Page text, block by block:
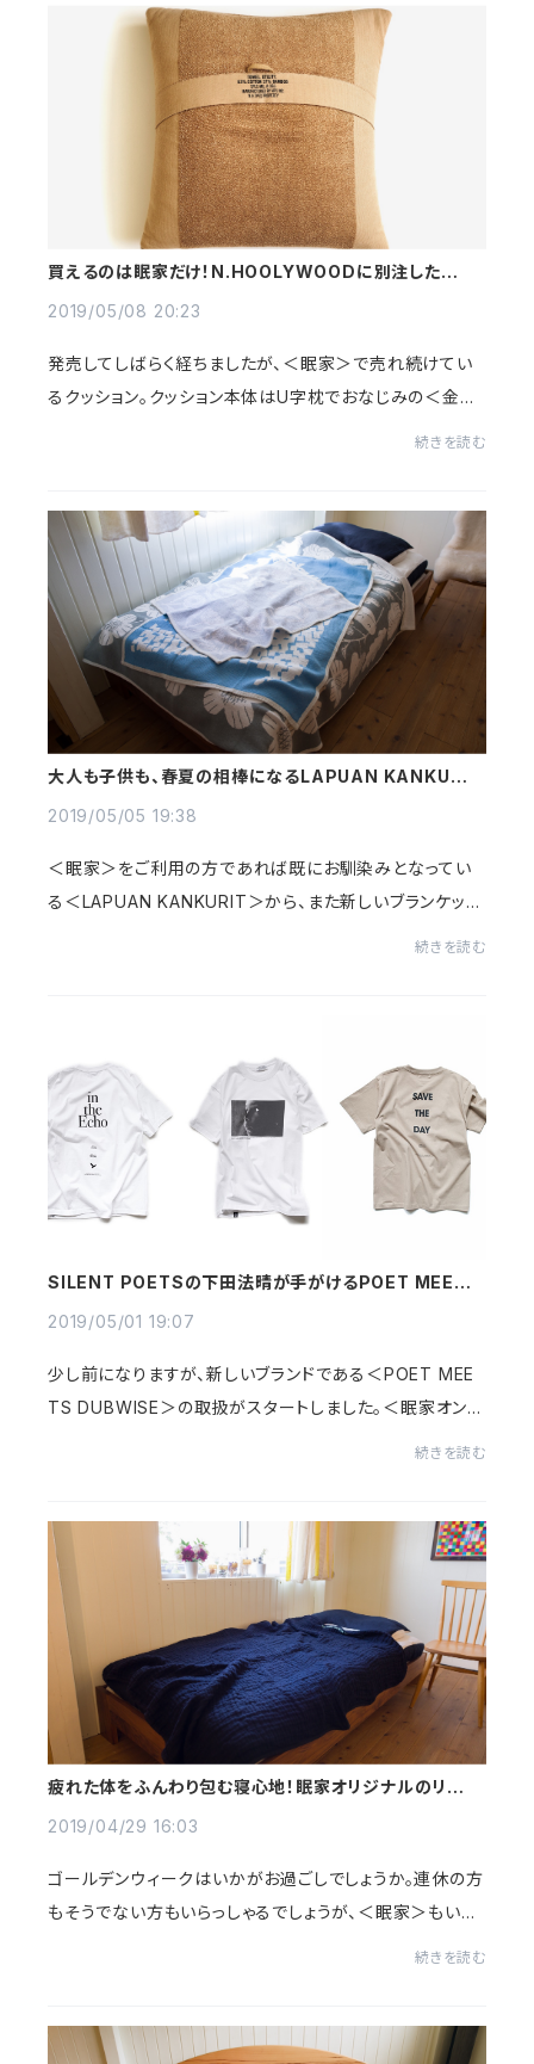
買えるのは眠家だけ！N.HOOLYWOODに別注したクッ
2019/05/08 20:23
発売してしばらく経ちましたが、＜眠家＞で売れ続けてい
るクッション。クッション本体はU字枕でおなじみの＜金澤
続きを読む
大人も子供も、春夏の相棒になるLAPUAN KANKURIT
2019/05/05 19:38
＜眠家＞をご利用の方であれば既にお馴染みとなってい
る＜LAPUAN KANKURIT＞から、また新しいブランケット
続きを読む
SILENT POETSの下田法晴が手がけるPOET MEETS
2019/05/01 19:07
少し前になりますが、新しいブランドである＜POET MEE
TS DUBWISE＞の取扱がスタートしました。＜眠家オンラ
続きを読む
疲れた体をふんわり包む寝心地！眠家オリジナルのリネン
2019/04/29 16:03
ゴールデンウィークはいかがお過ごしでしょうか。連休の方
もそうでない方もいらっしゃるでしょうが、＜眠家＞もいつ
続きを読む